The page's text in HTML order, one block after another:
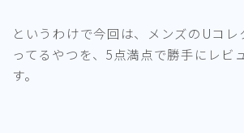
というわけで今回は、メンズのUコ
ってるやつを、5点満点で勝手にレビ
す。